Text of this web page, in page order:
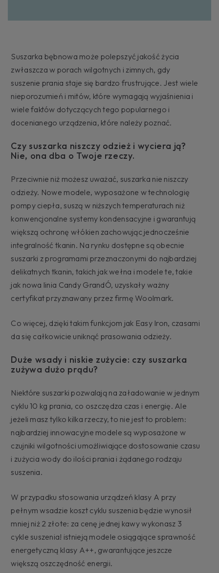
Suszarka bębnowa może polepszyć jakość życia
zwłaszcza w porach wilgotnych i zimnych, gdy
suszenie prania staje się bardzo frustrujące. Jest wiele
nieporozumień i mitów, które wymagają wyjaśnienia i
wiele faktów dotyczących tego popularnego i
docenianego urządzenia, które należy poznać.
Czy suszarka niszczy odzież i wyciera ją?
Nie, ona dba o Twoje rzeczy.
Przeciwnie niż możesz uważać, suszarka nie niszczy
odzieży. Nowe modele, wyposażone w technologię
pompy ciepła, suszą w niższych temperaturach niż
konwencjonalne systemy kondensacyjne i gwarantują
większą ochronę włókien zachowując jednocześnie
integralność tkanin. Na rynku dostępne są obecnie
suszarki z programami przeznaczonymi do najbardziej
delikatnych tkanin, takich jak wełna i modele te, takie
jak nowa linia Candy GrandÓ, uzyskały ważny
certyfikat przyznawany przez firmę Woolmark.
Co więcej, dzięki takim funkcjom jak Easy Iron, czasami
da się całkowicie uniknąć prasowania odzieży.
Duże wsady i niskie zużycie: czy suszarka
zużywa dużo prądu?
Niektóre suszarki pozwalają na załadowanie w jednym
cyklu 10 kg prania, co oszczędza czas i energię. Ale
jeżeli masz tylko kilka rzeczy, to nie jest to problem:
najbardziej innowacyjne modele są wyposażone w
czujniki wilgotności umożliwiające dostosowanie czasu
i zużycia wody do ilości prania i żądanego rodzaju
suszenia.
W przypadku stosowania urządzeń klasy A przy
pełnym wsadzie koszt cyklu suszenia będzie wynosił
mniej niż 2 złote: za cenę jednej kawy wykonasz 3
cykle suszenia! istnieją modele osiągające sprawność
energetyczną klasy A++, gwarantujące jeszcze
większą oszczędność energii.